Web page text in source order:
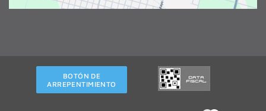
BOTÓN DE
ARREPENTIMIENTO